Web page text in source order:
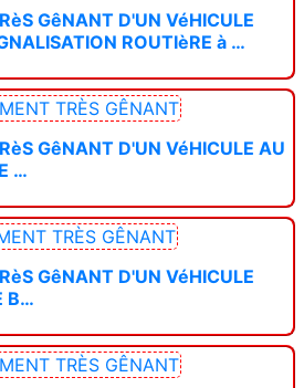
GêNANT D'UN VéHICULE
ROUTIèRE à …
TRÈS GÊNANT
GêNANT D'UN VéHICULE AU
…
TRÈS GÊNANT
GêNANT D'UN VéHICULE
B…
TRÈS GÊNANT